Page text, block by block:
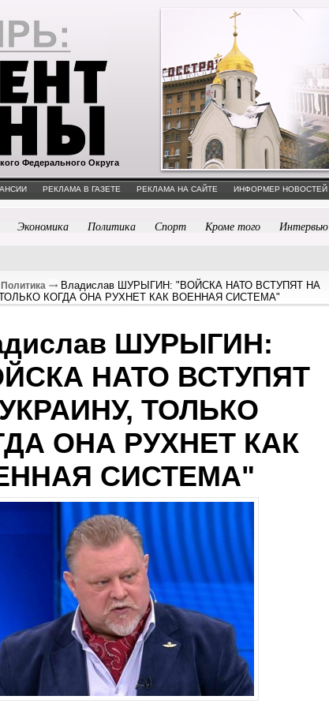
Федерального Округа
РЕКЛАМА В ГАЗЕТЕ РЕКЛАМА НА САЙТЕ ИНФОРМЕР НОВОСТЕЙ
Экономика Политика Спорт Кроме того Интервью
Политика
Владислав ШУРЫГИН: "ВОЙСКА НАТО ВСТУПЯТ НА
КОГДА ОНА РУХНЕТ КАК ВОЕННАЯ СИСТЕМА"
ШУРЫГИН:
НАТО ВСТУПЯТ
ТОЛЬКО
ОНА РУХНЕТ КАК
СИСТЕМА"